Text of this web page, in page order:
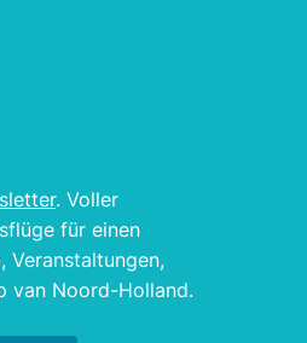
. Voller
für einen
Veranstaltungen,
van Noord-Holland.